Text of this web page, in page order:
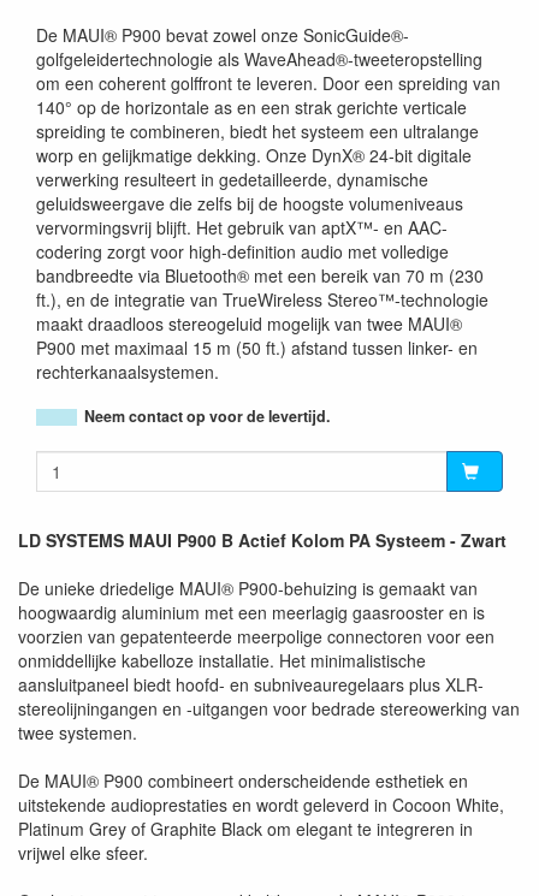
De MAUI® P900 bevat zowel onze SonicGuide®-
golfgeleidertechnologie als WaveAhead®-tweeteropstelling
om een ​​coherent golffront te leveren. Door een spreiding van
140° op de horizontale as en een strak gerichte verticale
spreiding te combineren, biedt het systeem een ​​ultralange
worp en gelijkmatige dekking. Onze DynX® 24-bit digitale
verwerking resulteert in gedetailleerde, dynamische
geluidsweergave die zelfs bij de hoogste volumeniveaus
vervormingsvrij blijft. Het gebruik van aptX™- en AAC-
codering zorgt voor high-definition audio met volledige
bandbreedte via Bluetooth® met een bereik van 70 m (230
ft.), en de integratie van TrueWireless Stereo™-technologie
maakt draadloos stereogeluid mogelijk van twee MAUI®
P900 met maximaal 15 m (50 ft.) afstand tussen linker- en
rechterkanaalsystemen.
Neem contact op voor de levertijd.
LD SYSTEMS MAUI P900 B Actief Kolom PA Systeem - Zwart
De unieke driedelige MAUI® P900-behuizing is gemaakt van
hoogwaardig aluminium met een meerlagig gaasrooster en is
voorzien van gepatenteerde meerpolige connectoren voor een
onmiddellijke kabelloze installatie. Het minimalistische
aansluitpaneel biedt hoofd- en subniveauregelaars plus XLR-
stereolijningangen en -uitgangen voor bedrade stereowerking van
twee systemen.
De MAUI® P900 combineert onderscheidende esthetiek en
uitstekende audioprestaties en wordt geleverd in Cocoon White,
Platinum Grey of Graphite Black om elegant te integreren in
vrijwel elke sfeer.